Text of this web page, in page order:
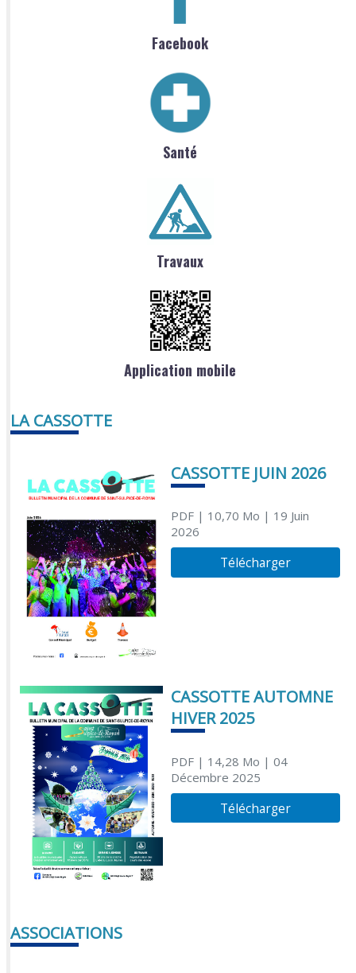
Facebook
Santé
Travaux
Application mobile
LA CASSOTTE
CASSOTTE JUIN 2026
PDF| 10,70 Mo | 19 Juin
2026
Télécharger
CASSOTTE AUTOMNE
HIVER 2025
PDF| 14,28 Mo | 04
Décembre 2025
Télécharger
ASSOCIATIONS